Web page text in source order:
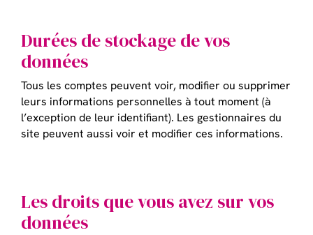
Durées de stockage de vos
données
Tous les comptes peuvent voir, modifier ou supprimer
leurs informations personnelles à tout moment (à
l’exception de leur identifiant). Les gestionnaires du
site peuvent aussi voir et modifier ces informations.
Les droits que vous avez sur vos
données